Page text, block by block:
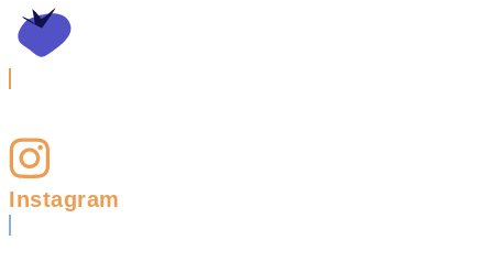
Instagram